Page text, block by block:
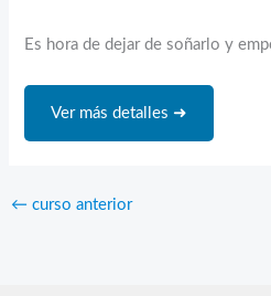
Es hora de dejar de soñarlo y
Ver más detalles ➜
← curso anterior